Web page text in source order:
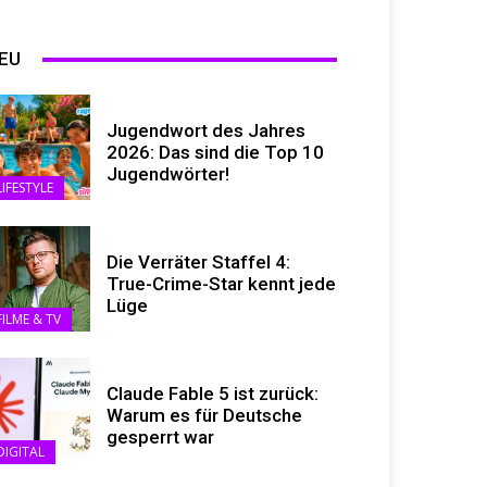
Jugendwort des Jahres
2026: Das sind die Top 10
Jugendwörter!
& TV
Die Verräter Staffel 4:
True-Crime-Star kennt jede
Lüge
Claude Fable 5 ist zurück:
Warum es für Deutsche
gesperrt war